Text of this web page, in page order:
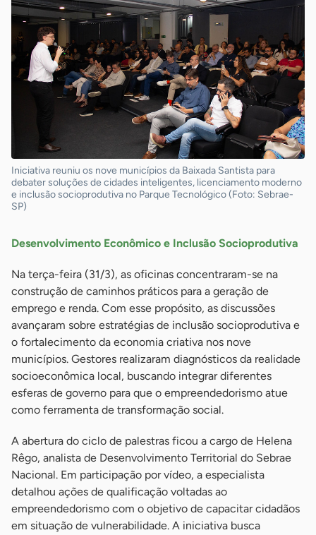
Iniciativa reuniu os nove municípios da Baixada Santista para
debater soluções de cidades inteligentes, licenciamento moderno
e inclusão socioprodutiva no Parque Tecnológico (Foto: Sebrae-
SP)
Desenvolvimento Econômico e Inclusão Socioprodutiva
Na terça-feira (31/3), as oficinas concentraram-se na
construção de caminhos práticos para a geração de
emprego e renda. Com esse propósito, as discussões
avançaram sobre estratégias de inclusão socioprodutiva e
o fortalecimento da economia criativa nos nove
municípios. Gestores realizaram diagnósticos da realidade
socioeconômica local, buscando integrar diferentes
esferas de governo para que o empreendedorismo atue
como ferramenta de transformação social.
A abertura do ciclo de palestras ficou a cargo de Helena
Rêgo, analista de Desenvolvimento Territorial do Sebrae
Nacional. Em participação por vídeo, a especialista
detalhou ações de qualificação voltadas ao
empreendedorismo com o objetivo de capacitar cidadãos
em situação de vulnerabilidade. A iniciativa busca